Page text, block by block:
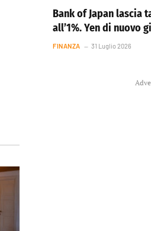
Bank of Japan lascia
all’1%. Yen di nuovo
FINANZA 31 Luglio 2026